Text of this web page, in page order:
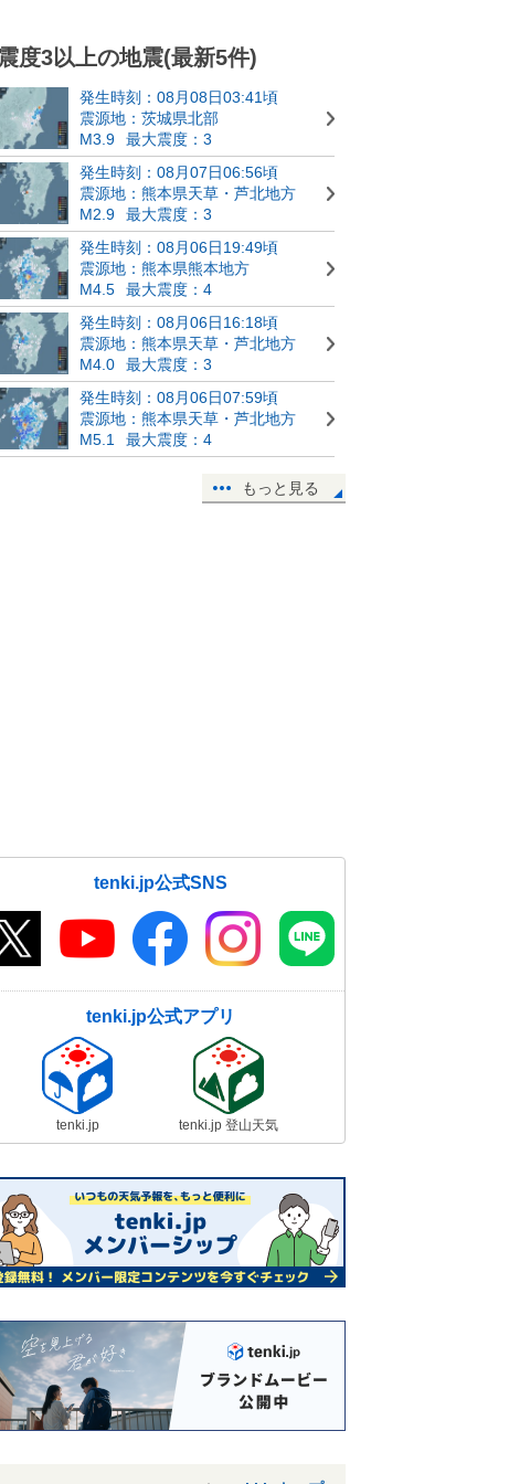
震度3以上の地震(最新5件)
発生時刻：08月08日03:41頃
震源地：茨城県北部
M3.9
最大震度：3
発生時刻：08月07日06:56頃
震源地：熊本県天草・芦北地方
M2.9
最大震度：3
発生時刻：08月06日19:49頃
震源地：熊本県熊本地方
M4.5
最大震度：4
発生時刻：08月06日16:18頃
震源地：熊本県天草・芦北地方
M4.0
最大震度：3
発生時刻：08月06日07:59頃
震源地：熊本県天草・芦北地方
M5.1
最大震度：4
もっと見る
tenki.jp公式SNS
tenki.jp公式アプリ
tenki.jp tenki.jp 登山天気